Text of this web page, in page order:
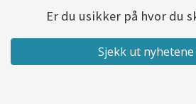
Er du usikker på hvor du
Sjekk ut nyhetene